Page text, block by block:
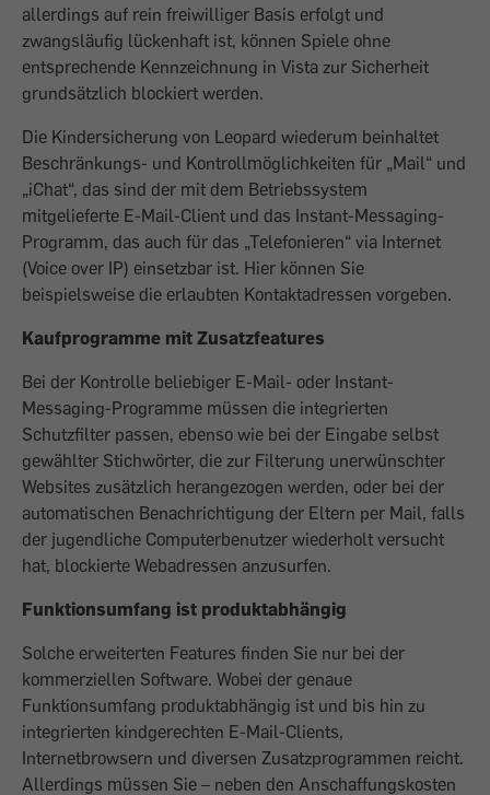
allerdings auf rein freiwilliger Basis erfolgt und
zwangsläufig lückenhaft ist, können Spiele ohne
entsprechende Kennzeichnung in Vista zur Sicherheit
grundsätzlich blockiert werden.
Die Kindersicherung von Leopard wiederum beinhaltet
Beschränkungs- und Kontrollmöglichkeiten für „Mail“ und
„iChat“, das sind der mit dem Betriebssystem
mitgelieferte E-Mail-Client und das Instant-Messaging-
Programm, das auch für das „Telefonieren“ via Internet
(Voice over IP) einsetzbar ist. Hier können Sie
beispielsweise die erlaubten Kontaktadressen vorgeben.
Kaufprogramme mit Zusatzfeatures
Bei der Kontrolle beliebiger E-Mail- oder Instant-
Messaging-Programme müssen die integrierten
Schutzfilter passen, ebenso wie bei der Eingabe selbst
gewählter Stichwörter, die zur Filterung unerwünschter
Websites zusätzlich herangezogen werden, oder bei der
automatischen Benachrichtigung der Eltern per Mail, falls
der jugendliche Computerbenutzer wiederholt versucht
hat, blockierte Webadressen anzusurfen.
Funktionsumfang ist produktabhängig
Solche erweiterten Features finden Sie nur bei der
kommerziellen Software. Wobei der genaue
Funktionsumfang produktabhängig ist und bis hin zu
integrierten kindgerechten E-Mail-Clients,
Internetbrowsern und diversen Zusatzprogrammen reicht.
Allerdings müssen Sie – neben den Anschaffungskosten